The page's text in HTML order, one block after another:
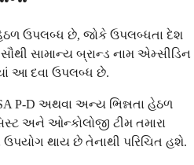
ઉપલબ્ધ છે, જોકે ઉપલબ્ધતા દેશ
સામાન્ય બ્રાન્ડ નામ એમ્સીડિન
આ દવા ઉપલબ્ધ છે.
P-D અથવા અન્ય ભિન્નતા હેઠળ
અને ઓન્કોલોજી ટીમ તમારા
ઉપયોગ થાય છે તેનાથી પરિચિત હશે.